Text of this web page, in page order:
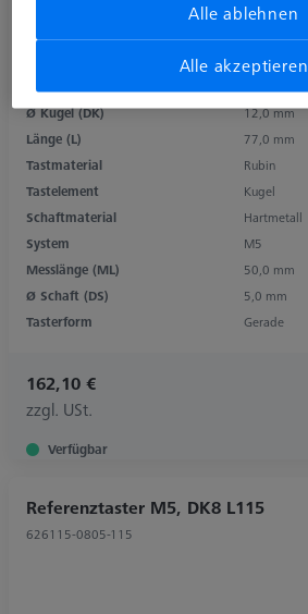
Produktart
Ø Kugel (DK)
12,0 mm
Länge (L)
77,0 mm
Tastmaterial
Rubin
Tastelement
Kugel
Schaftmaterial
Hartmetall
System
M5
Messlänge (ML)
50,0 mm
Ø Schaft (DS)
5,0 mm
Tasterform
Gerade
162,10 €
zzgl. USt.
Verfügbar
Referenztaster M5, DK8 L115
626115-0805-115
Alle ablehnen
Alle akzeptieren